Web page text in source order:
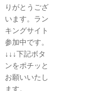
りがとうござ
います。ラン
キングサイト
参加中です。
↓↓↓下記ボタ
ンをポチッと
お願いいたし
ます。